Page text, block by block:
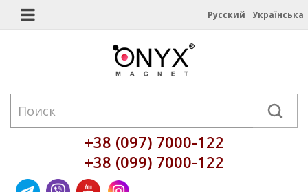
Русский Українська
+38 (097) 7000-122
+38 (099) 7000-122